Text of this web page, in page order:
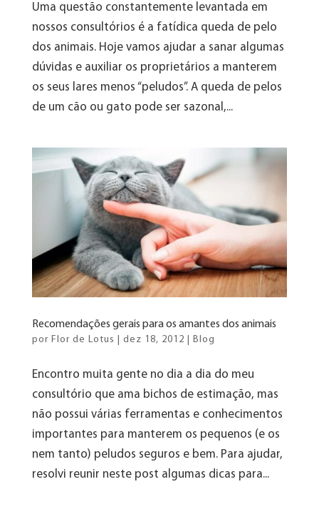
Uma questão constantemente levantada em
nossos consultórios é a fatídica queda de pelo
dos animais. Hoje vamos ajudar a sanar algumas
dúvidas e auxiliar os proprietários a manterem
os seus lares menos “peludos”. A queda de pelos
de um cão ou gato pode ser sazonal,...
Recomendações gerais para os amantes dos animais
por Flor de Lotus dez 18, 2012 Blog
Encontro muita gente no dia a dia do meu
consultório que ama bichos de estimação, mas
não possui várias ferramentas e conhecimentos
importantes para manterem os pequenos (e os
nem tanto) peludos seguros e bem. Para ajudar,
resolvi reunir neste post algumas dicas para...